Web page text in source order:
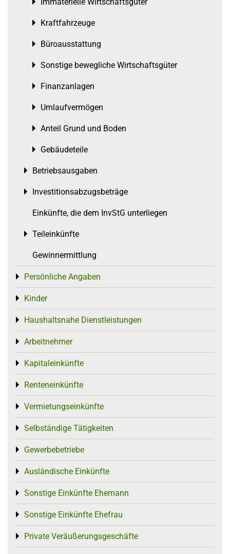
Toggle menu
Kraftfahrzeuge
Toggle menu
Büroausstattung
Toggle menu
Sonstige bewegliche Wirtschaftsgüter
Toggle menu
Finanzanlagen
Toggle menu
Umlaufvermögen
Toggle menu
Anteil Grund und Boden
Toggle menu
Gebäudeteile
Toggle menu
Betriebsausgaben
Toggle menu
Investitionsabzugsbeträge
Toggle menu
Einkünfte, die dem InvStG unterliegen
Teileinkünfte
Toggle menu
Gewinnermittlung
Persönliche Angaben
Toggle menu
Kinder
Toggle menu
Haushaltsnahe Dienstleistungen
Toggle menu
Arbeitnehmer
Toggle menu
Kapitaleinkünfte
Toggle menu
Renteneinkünfte
Toggle menu
Vermietungseinkünfte
Toggle menu
Selbständige Tätigkeiten
Toggle menu
Gewerbebetriebe
Toggle menu
Ausländische Einkünfte
Toggle menu
Sonstige Einkünfte Ehemann
Toggle menu
Sonstige Einkünfte Ehefrau
Toggle menu
Private Veräußerungsgeschäfte
Toggle menu